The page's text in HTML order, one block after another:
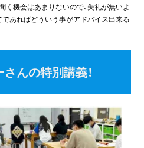
機会はあまりないので、失礼が無いよ
であればどういう事がアドバイス出来る
んの特別講義！